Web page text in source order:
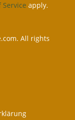
Service apply.
All rights